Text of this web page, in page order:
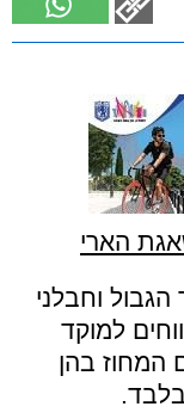
הארי
וחבלני
למוקד
המחוז בהן
בלבד.